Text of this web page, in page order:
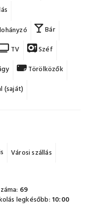
Bár
TV
Széf
Törölközők
(saját)
Városi szállás
69
legkésőbb: 10:00